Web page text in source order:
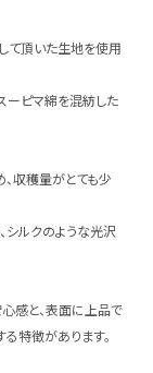
て頂いた生地を使用
ーピマ綿を混紡した
収穫量がとても少
シルクのような光沢
感と、表面に上品で
特徴があります。